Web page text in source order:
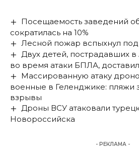
Посещаемость заведений
сократилась на 10%
Лесной пожар вспыхнул
Двух детей, пострадавших
во время атаки БПЛА,
Массированную атаку
военные в Геленджике: пляжи
взрывы
Дроны ВСУ атаковали
Новороссийска
- РЕКЛАМА -